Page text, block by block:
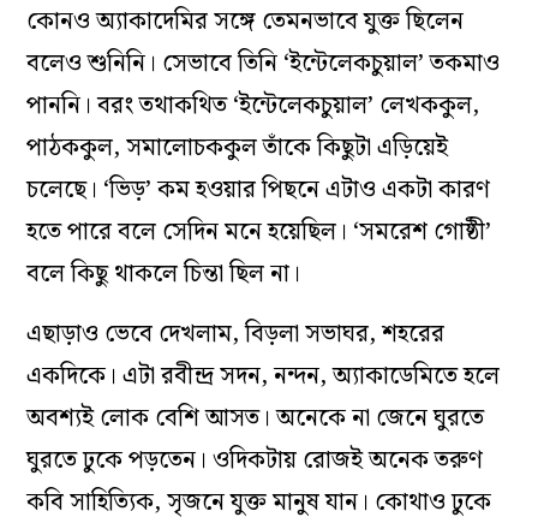
কোনও অ্যাকাদেমির সঙ্গে তেমনভাবে যুক্ত ছিলেন
বলেও শুনিনি। সেভাবে তিনি ‘‌ইন্টেলেকচুয়াল’ তকমাও
পাননি। বরং তথাকথিত ‘‌ইন্টেলেকচুয়াল’ লেখককুল,
পাঠককুল, সমালোচককুল তাঁকে কিছুটা এড়িয়েই
চলেছে। ‘‌ভিড়’‌ কম হওয়ার পিছনে এটাও একটা কারণ
হতে পারে বলে সেদিন মনে হয়েছিল। ‘‌সমরেশ গোষ্ঠী’‌
বলে কিছু থাকলে চিন্তা ছিল না।
এছাড়াও ভেবে দেখলাম, বিড়লা সভাঘর, শহরের
একদিকে। এটা রবীন্দ্র সদন, নন্দন, অ্যাকাডেমিতে হলে
অবশ্যই লোক বেশি আসত। অনেকে না জেনে ঘুরতে
ঘুরতে ঢুকে পড়তেন। ওদিকটায় রোজই অনেক তরুণ
কবি সাহিত্যিক, সৃজনে যুক্ত মানুষ যান। কোথাও ঢুকে